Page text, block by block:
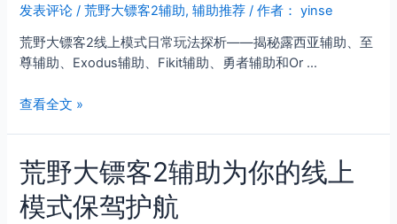
进
阶
策
2
何
让
手
在
部
横
行
发表评论 /荒野大镖客2辅助,辅助推荐 / 作者： yinse
荒野大镖客2线上模式日常玩法探析——揭秘露西亚辅助、至
尊辅助、Exodus辅助、Fikit辅助、勇者辅助和Or …
荒
镖
客
2
查看全文 »
荒野大镖客2辅助为你的线上
模式保驾护航